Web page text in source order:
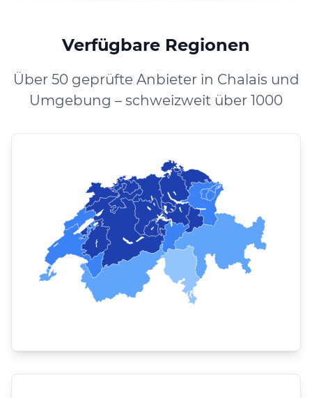
Verfügbare Regionen
Über 50 geprüfte Anbieter in Chalais und
Umgebung – schweizweit über 1000